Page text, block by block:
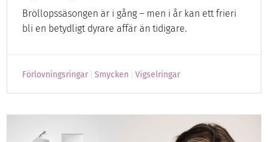
Bröllopssäsongen är i gång – men i år kan ett frieri
bli en betydligt dyrare affär än tidigare.
Förlovningsringar Smycken Vigselringar